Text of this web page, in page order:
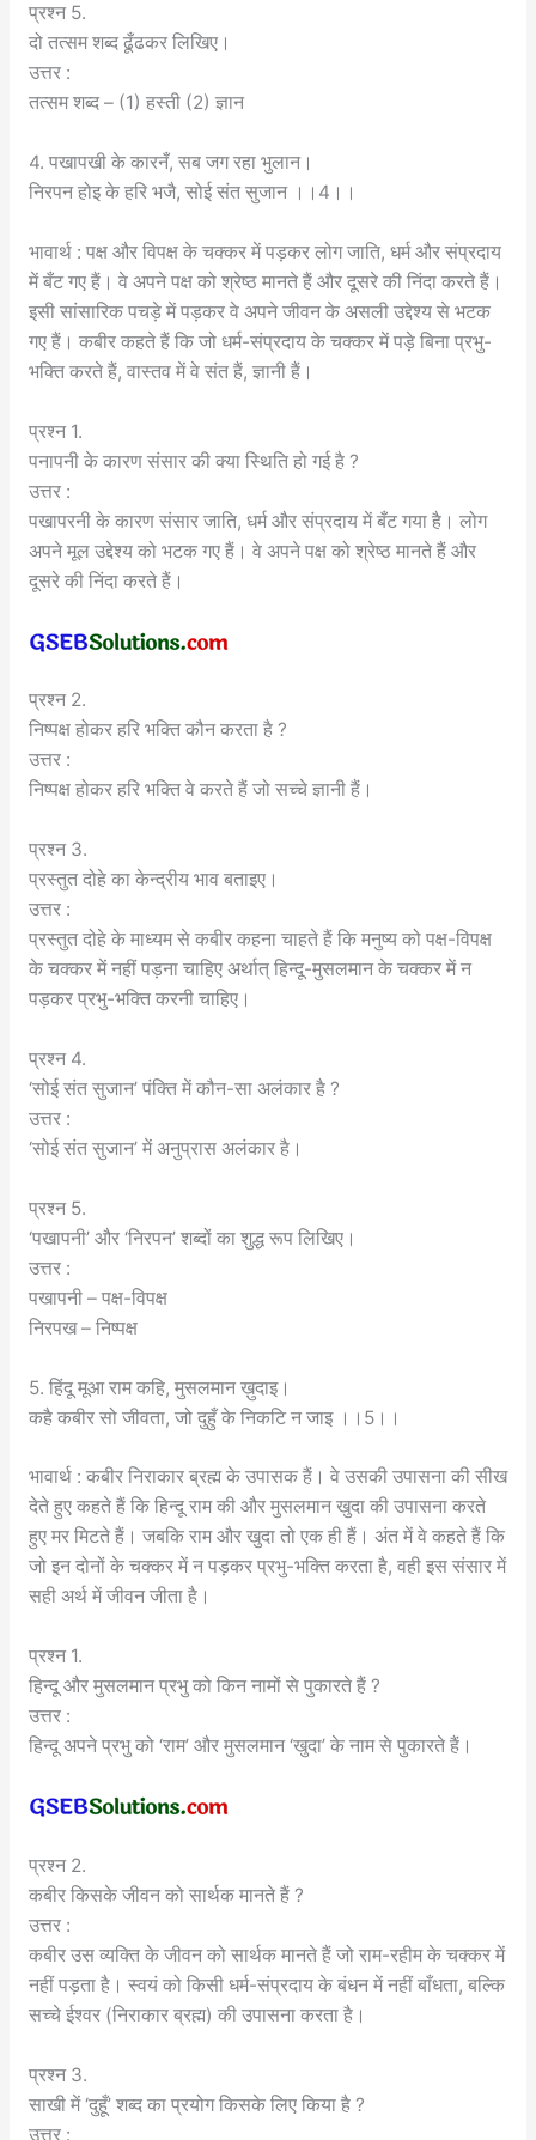
प्रश्न 5.
दो तत्सम शब्द ढूँढकर लिखिए।
उत्तर :
तत्सम शब्द – (1) हस्ती (2) ज्ञान
4. पखापखी के कारनँ, सब जग रहा भुलान।
निरपन होइ के हरि भजै, सोई संत सुजान ।।4।।
भावार्थ : पक्ष और विपक्ष के चक्कर में पड़कर लोग जाति, धर्म और संप्रदाय
में बँट गए हैं। वे अपने पक्ष को श्रेष्ठ मानते हैं और दूसरे की निंदा करते हैं।
इसी सांसारिक पचड़े में पड़कर वे अपने जीवन के असली उद्देश्य से भटक
गए हैं। कबीर कहते हैं कि जो धर्म-संप्रदाय के चक्कर में पड़े बिना प्रभु-
भक्ति करते हैं, वास्तव में वे संत हैं, ज्ञानी हैं।
प्रश्न 1.
पनापनी के कारण संसार की क्या स्थिति हो गई है ?
उत्तर :
पखापरनी के कारण संसार जाति, धर्म और संप्रदाय में बँट गया है। लोग
अपने मूल उद्देश्य को भटक गए हैं। वे अपने पक्ष को श्रेष्ठ मानते हैं और
दूसरे की निंदा करते हैं।
प्रश्न 2.
निष्पक्ष होकर हरि भक्ति कौन करता है ?
उत्तर :
निष्पक्ष होकर हरि भक्ति वे करते हैं जो सच्चे ज्ञानी हैं।
प्रश्न 3.
प्रस्तुत दोहे का केन्द्रीय भाव बताइए।
उत्तर :
प्रस्तुत दोहे के माध्यम से कबीर कहना चाहते हैं कि मनुष्य को पक्ष-विपक्ष
के चक्कर में नहीं पड़ना चाहिए अर्थात् हिन्दू-मुसलमान के चक्कर में न
पड़कर प्रभु-भक्ति करनी चाहिए।
प्रश्न 4.
‘सोई संत सुजान’ पंक्ति में कौन-सा अलंकार है ?
उत्तर :
‘सोई संत सुजान’ में अनुप्रास अलंकार है।
प्रश्न 5.
‘पखापनी’ और ‘निरपन’ शब्दों का शुद्ध रूप लिखिए।
उत्तर :
पखापनी – पक्ष-विपक्ष
निरपख – निष्पक्ष
5. हिंदू मूआ राम कहि, मुसलमान ख़ुदाइ।
कहै कबीर सो जीवता, जो दुहुँ के निकटि न जाइ ।।5।।
भावार्थ : कबीर निराकार ब्रह्म के उपासक हैं। वे उसकी उपासना की सीख
देते हुए कहते हैं कि हिन्दू राम की और मुसलमान खुदा की उपासना करते
हुए मर मिटते हैं। जबकि राम और खुदा तो एक ही हैं। अंत में वे कहते हैं कि
जो इन दोनों के चक्कर में न पड़कर प्रभु-भक्ति करता है, वही इस संसार में
सही अर्थ में जीवन जीता है।
प्रश्न 1.
हिन्दू और मुसलमान प्रभु को किन नामों से पुकारते हैं ?
उत्तर :
हिन्दू अपने प्रभु को ‘राम’ और मुसलमान ‘खुदा’ के नाम से पुकारते हैं।
प्रश्न 2.
कबीर किसके जीवन को सार्थक मानते हैं ?
उत्तर :
कबीर उस व्यक्ति के जीवन को सार्थक मानते हैं जो राम-रहीम के चक्कर में
नहीं पड़ता है। स्वयं को किसी धर्म-संप्रदाय के बंधन में नहीं बाँधता, बल्कि
सच्चे ईश्वर (निराकार ब्रह्म) की उपासना करता है।
प्रश्न 3.
साखी में ‘दुहूँ’ शब्द का प्रयोग किसके लिए किया है ?
उत्तर :